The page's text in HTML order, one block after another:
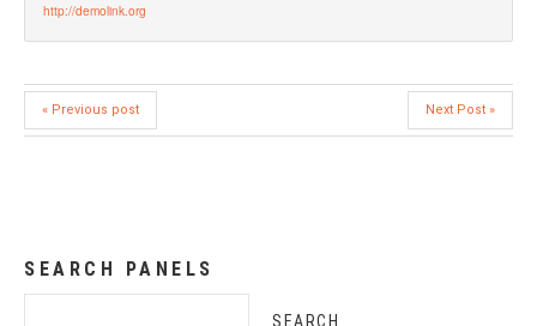
http://demolink.org
« Previous post Next Post »
SEARCH PANELS